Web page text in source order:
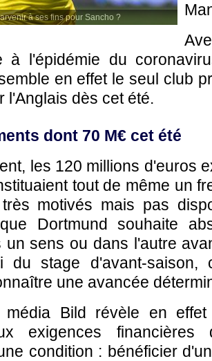
à ses fins pour Sancho ?
à l'épidémie du
en effet le seul club
l'Anglais dès cet été.
dont 70 M€ cet été
les 120 millions d'euros
tout de même un
motivés mais pas
Dortmund souhaite
un sens ou dans l'autre
du stage d'avant-saison,
une avancée
média Bild révèle en
exigences financières
condition : bénéficier